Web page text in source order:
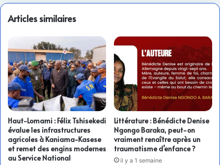
Articles similaires
Haut-Lomami : Félix Tshisekedi
évalue les infrastructures
agricoles à Kaniama-Kasese
et remet des engins modernes
au Service National
Littérature : Bénédicte Denise
Ngongo Baraka, peut-on
vraiment renaître après un
traumatisme d’enfance ?
il y a 1 semaine